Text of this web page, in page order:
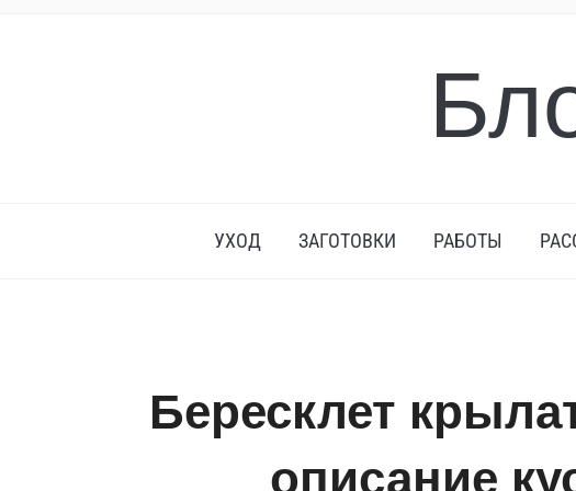
УХОД ЗАГОТОВКИ РАБОТЫ
Бересклет
описание